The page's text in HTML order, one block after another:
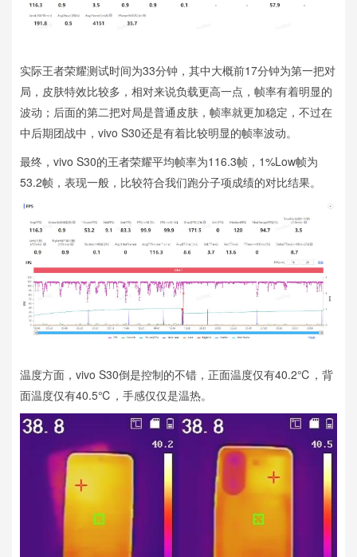
实际王者荣耀测试时间为33分钟，其中大概前17分钟为第一把对
局，皮肤特效比较多，相对来说负载更高一点，帧率有着明显的
波动；后面的第二把对局是普通皮肤，帧率就更加稳定，不过在
中后期团战中，vivo S30还是有着比较明显的帧率波动。
最终，vivo S30的王者荣耀平均帧率为116.3帧，1%Low帧为
53.2帧，表现一般，比较符合我们跑分子项成绩的对比结果。
温度方面，vivo S30倒是控制的不错，正面温度仅有40.2℃，背
面温度仅有40.5℃，手感仅仅是温热。